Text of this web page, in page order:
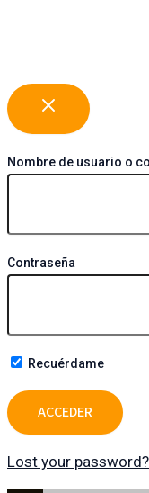
Nombre de usuario o
Contraseña
Recuérdame
Lost your password?